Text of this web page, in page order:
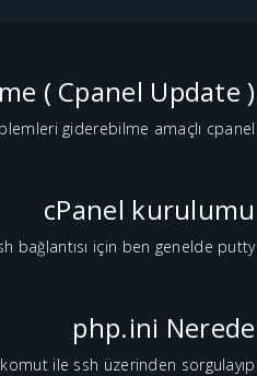
( Cpanel Update )
giderebilme amaçlı cpanel...
cPanel kurulumu
için ben genelde putty...
php.ini Nerede
ile ssh üzerinden sorgulayıp...